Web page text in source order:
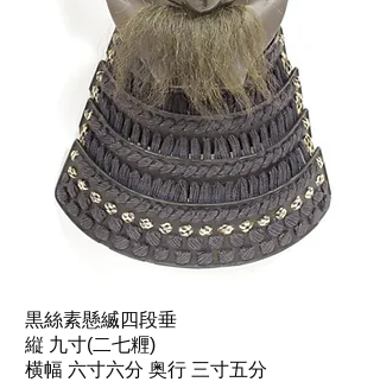
黒絲素懸縅四段垂
縦 九寸(二七糎)
横幅 六寸六分 奥行 三寸五分